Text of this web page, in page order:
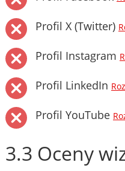
Profil X (Twitter)
Profil Instagram
Profil LinkedIn
Profil YouTube
3.3 Oceny